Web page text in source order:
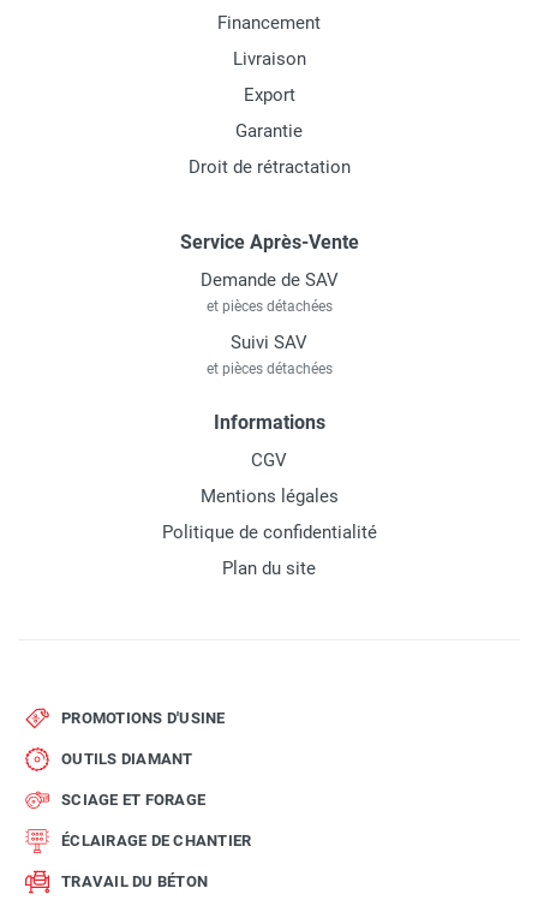
Financement
Livraison
Export
Garantie
Droit de rétractation
Service Après-Vente
Demande de SAV
et pièces détachées
Suivi SAV
et pièces détachées
Informations
CGV
Mentions légales
Politique de confidentialité
Plan du site
PROMOTIONS D'USINE
OUTILS DIAMANT
SCIAGE ET FORAGE
ÉCLAIRAGE DE CHANTIER
TRAVAIL DU BÉTON